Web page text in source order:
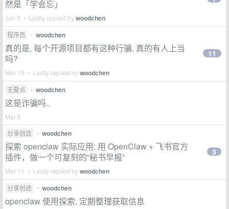
然是「学会忘」
Jun 5 • Lastly replied bywoodchen
程序员 • woodchen
真的是, 每个开源项目都有这种行骗, 真的有人上当
吗?
Mar 19 • Lastly replied bywoodchen
11
无要点 • woodchen
这是诈骗吗..
Mar 8
分享创造
• woodchen
探索 openclaw 实际应用: 用 OpenClaw + 飞书官方
插件，做一个可复刻的“秘书早报”
Mar 11 • Lastly replied bywoodchen
3
分享创造 • woodchen
openclaw 使用探索, 定期整理获取信息